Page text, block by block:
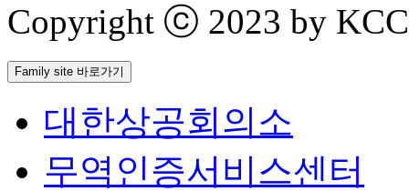
Copyright ⓒ 2023 by
Family site 바로가기
대한상공회의소
무역인증서비스센터